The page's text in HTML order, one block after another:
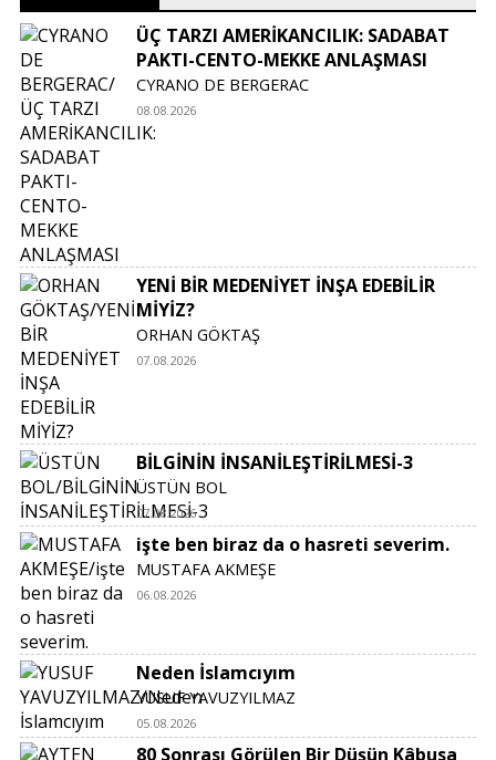
ÜÇ TARZI AMERİKANCILIK: SADABAT
PAKTI-CENTO-MEKKE ANLAŞMASI
CYRANO DE BERGERAC
08.08.2026
YENİ BİR MEDENİYET İNŞA EDEBİLİR
MİYİZ?
ORHAN GÖKTAŞ
07.08.2026
BİLGİNİN İNSANİLEŞTİRİLMESİ-3
ÜSTÜN BOL
07.08.2026
işte ben biraz da o hasreti severim.
MUSTAFA AKMEŞE
06.08.2026
Neden İslamcıyım
YUSUF YAVUZYILMAZ
05.08.2026
80 Sonrası Görülen Bir Düşün Kâbusa